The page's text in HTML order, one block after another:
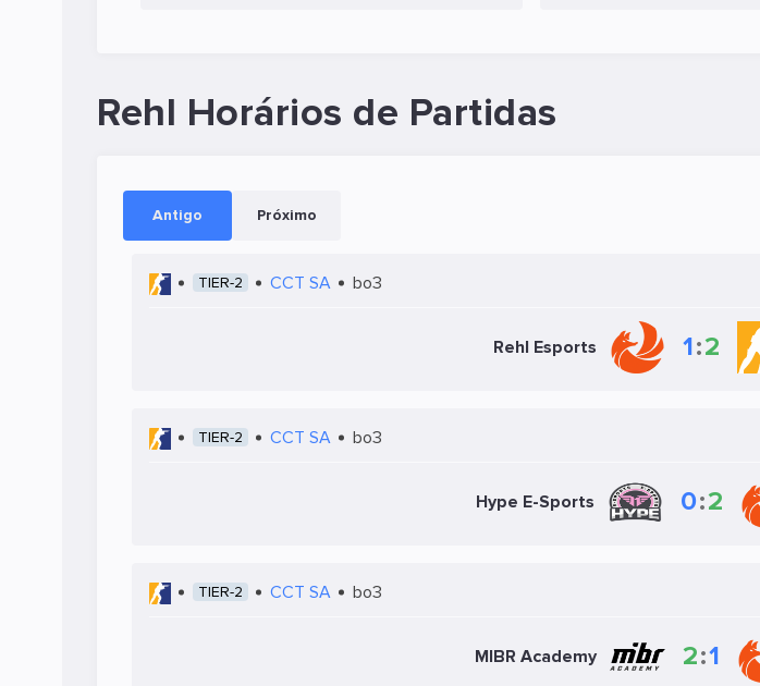
Rehl Horários de Partidas
Antigo Próximo
TIER-2 CCT SA bo3
Rehl Esports 1:2
TIER-2 CCT SA bo3
Hype E-Sports 0:2
TIER-2 CCT SA bo3
MIBR Academy 2:1